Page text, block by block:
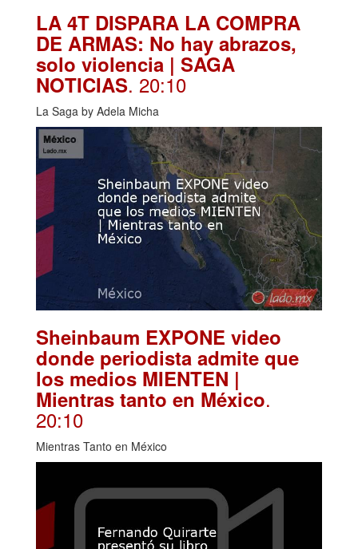
LA 4T DISPARA LA COMPRA
DE ARMAS: No hay abrazos,
solo violencia | SAGA
NOTICIAS. 20:10
La Saga by Adela Micha
Sheinbaum EXPONE video
donde periodista admite que
los medios MIENTEN |
Mientras tanto en México.
20:10
Mientras Tanto en México